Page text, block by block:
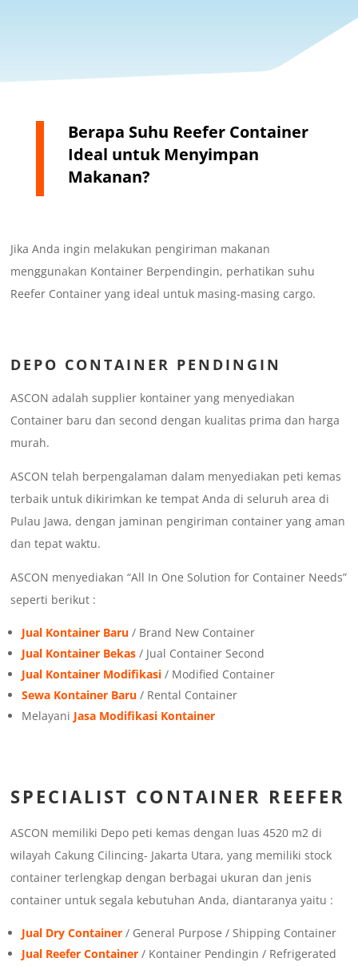
Berapa Suhu Reefer Container
Ideal untuk Menyimpan
Makanan?
Jika Anda ingin melakukan pengiriman makanan
menggunakan Kontainer Berpendingin, perhatikan suhu
Reefer Container yang ideal untuk masing-masing cargo.
DEPO CONTAINER PENDINGIN
ASCON adalah supplier kontainer yang menyediakan
Container baru dan second dengan kualitas prima dan harga
murah.
ASCON telah berpengalaman dalam menyediakan peti kemas
terbaik untuk dikirimkan ke tempat Anda di seluruh area di
Pulau Jawa, dengan jaminan pengiriman container yang aman
dan tepat waktu.
ASCON menyediakan “All In One Solution for Container Needs”
seperti berikut :
Jual Kontainer Baru / Brand New Container
Jual Kontainer Bekas / Jual Container Second
Jual Kontainer Modifikasi / Modified Container
Sewa Kontainer Baru / Rental Container
Melayani Jasa Modifikasi Kontainer
SPECIALIST CONTAINER REEFER
ASCON memiliki Depo peti kemas dengan luas 4520 m2 di
wilayah Cakung Cilincing- Jakarta Utara, yang memiliki stock
container terlengkap dengan berbagai ukuran dan jenis
container untuk segala kebutuhan Anda, diantaranya yaitu :
Jual Dry Container / General Purpose / Shipping Container
Jual Reefer Container / Kontainer Pendingin / Refrigerated